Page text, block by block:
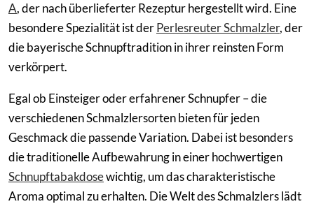
A, der nach überlieferter Rezeptur hergestellt wird. Eine
besondere Spezialität ist derPerlesreuter Schmalzler, der
die bayerische Schnupftradition in ihrer reinsten Form
verkörpert.
Egal ob Einsteiger oder erfahrener Schnupfer – die
verschiedenen Schmalzlersorten bieten für jeden
Geschmack die passende Variation. Dabei ist besonders
die traditionelle Aufbewahrung in einer hochwertigen
Schnupftabakdosewichtig, um das charakteristische
Aroma optimal zu erhalten. Die Welt des Schmalzlers lädt